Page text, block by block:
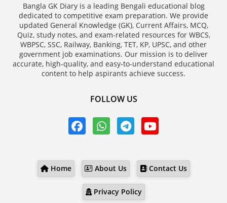
Bangla GK Diary is a leading Bengali educational blog
dedicated to competitive exam preparation. We provide
updated General Knowledge (GK), Current Affairs, MCQ,
Quiz, study notes, and exam-related resources for WBCS,
WBPSC, SSC, Railway, Banking, TET, KP, UPSC, and other
government job examinations. Our mission is to deliver
accurate, high-quality, and easy-to-understand educational
content to help aspirants achieve success.
FOLLOW US
Home About Us Contact Us
Privacy Policy